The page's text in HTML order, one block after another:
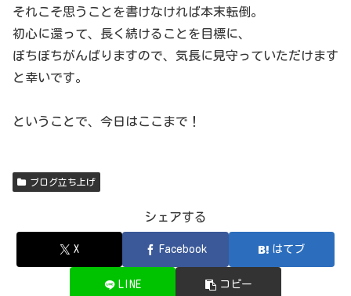
それこそ思うことを書けなければ本末転倒。
初心に還って、長く続けることを目標に、
ぼちぼちがんばりますので、気長に見守っていただけます
と幸いです。
ということで、今日はここまで！
ブログ立ち上げ
シェアする
X Facebook はてブ
LINE コピー